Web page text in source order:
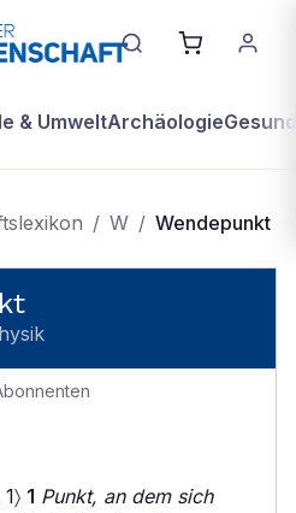
& UmweltArchäologie
/ W / Wendepunkt
1 Punkt, an dem sich